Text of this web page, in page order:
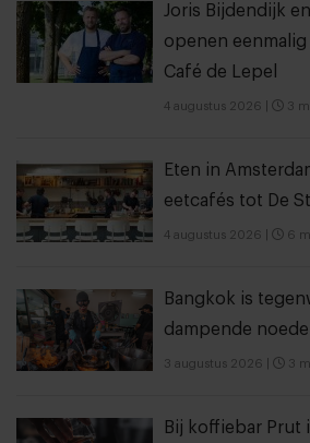
Joris Bijdendijk
openen
Café de Lepel
4 augustus 2026 3
Eten in
eetcafés tot De
4 augustus 2026 6
Bangkok is
dampende
3 augustus 2026 3
Bij koffiebar Prut